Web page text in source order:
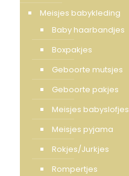
Meisjes babykleding
Baby haarbandjes
Boxpakjes
Geboorte mutsjes
Geboorte pakjes
Meisjes babyslofjes
Meisjes pyjama
Rokjes/Jurkjes
Rompertjes